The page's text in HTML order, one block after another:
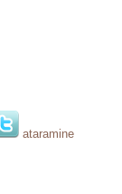
ataramine